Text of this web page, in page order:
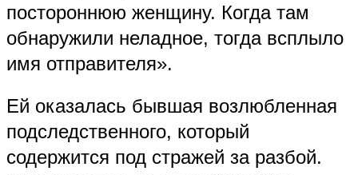
постороннюю женщину. Когда там
обнаружили неладное, тогда всплыло
имя отправителя».
Ей оказалась бывшая возлюбленная
подследственного, который
содержится под стражей за разбой.